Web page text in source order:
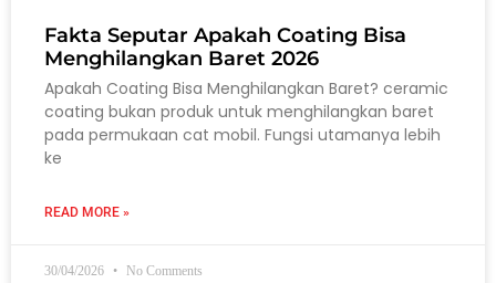
Fakta Seputar Apakah Coating Bisa
Menghilangkan Baret 2026
Apakah Coating Bisa Menghilangkan Baret? ceramic
coating bukan produk untuk menghilangkan baret
pada permukaan cat mobil. Fungsi utamanya lebih
ke
READ MORE »
30/04/2026 No Comments